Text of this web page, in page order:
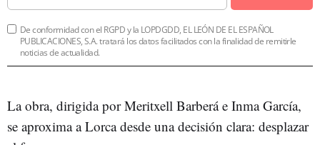
De conformidad con el RGPD y la LOPDGDD, EL LEÓN DE EL ESPAÑOL
PUBLICACIONES, S.A. tratará los datos facilitados con la finalidad de remitirle
noticias de actualidad.
La obra, dirigida por Meritxell Barberá e Inma García,
se aproxima a Lorca desde una decisión clara: desplazar